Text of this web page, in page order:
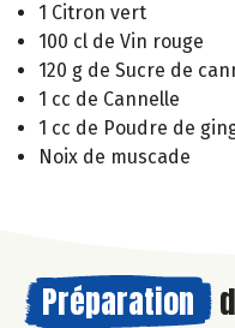
1 Citron vert
100 cl de Vin rouge
120 g de Sucre de
1 cc de Cannelle
1 cc de Poudre de
Noix de muscade
Préparation